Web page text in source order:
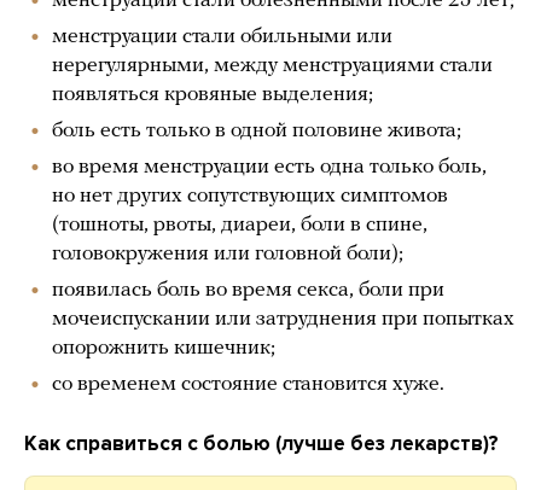
менструации стали обильными или
нерегулярными, между менструациями стали
появляться кровяные выделения;
боль есть только в одной половине живота;
во время менструации есть одна только боль,
но нет других сопутствующих симптомов
(тошноты, рвоты, диареи, боли в спине,
головокружения или головной боли);
появилась боль во время секса, боли при
мочеиспускании или затруднения при попытках
опорожнить кишечник;
со временем состояние становится хуже.
Как справиться с болью (лучше без лекарств)?